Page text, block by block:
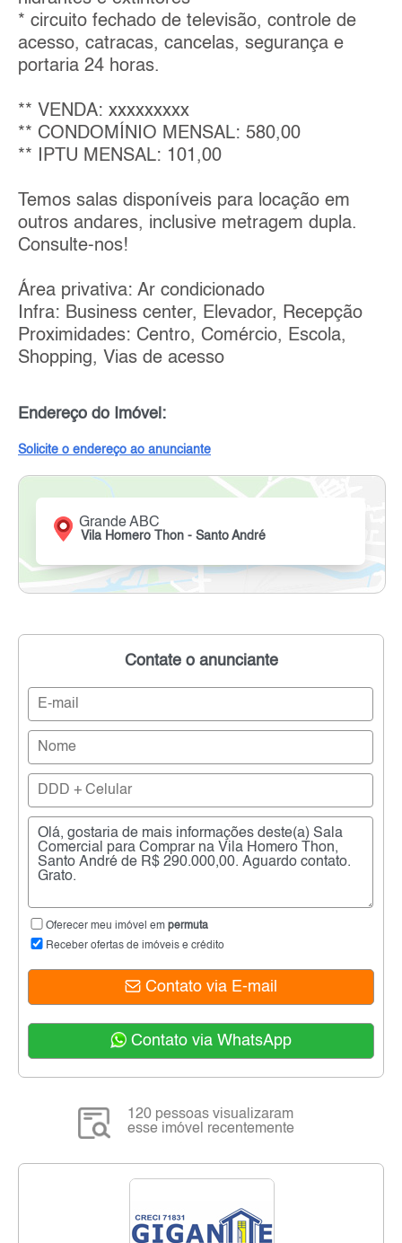
* circuito fechado de televisão, controle de
acesso, catracas, cancelas, segurança e
portaria 24 horas.
** VENDA: xxxxxxxxx
** CONDOMÍNIO MENSAL: 580,00
** IPTU MENSAL: 101,00
Temos salas disponíveis para locação em
outros andares, inclusive metragem dupla.
Consulte-nos!
Área privativa: Ar condicionado
Infra: Business center, Elevador, Recepção
Proximidades: Centro, Comércio, Escola,
Shopping, Vias de acesso
Endereço do Imóvel:
Solicite o endereço ao anunciante
Grande ABC
Vila Homero Thon - Santo André
Contate o anunciante
Oferecer meu imóvel em permuta
Receber ofertas de imóveis e crédito
Contato via E-mail
Contato via WhatsApp
120 pessoas visualizaram
esse imóvel recentemente